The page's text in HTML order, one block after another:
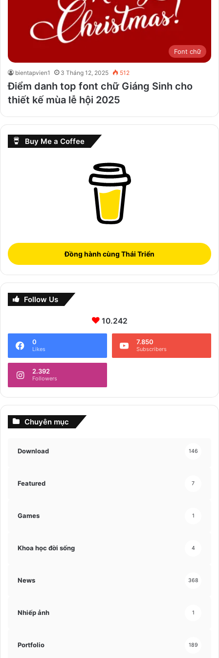
Font chữ
bientapvien1 3 Tháng 12, 2025 512
Điểm danh top font chữ Giáng Sinh cho
thiết kế mùa lễ hội 2025
Buy Me a Coffee
Đồng hành cùng Thái Triển
Follow Us
10.242
0
Likes
7.850
Subscribers
2.392
Followers
Chuyên mục
Download 146
Featured 7
Games 1
Khoa học đời sống 4
News 368
Nhiếp ảnh 1
Portfolio 189